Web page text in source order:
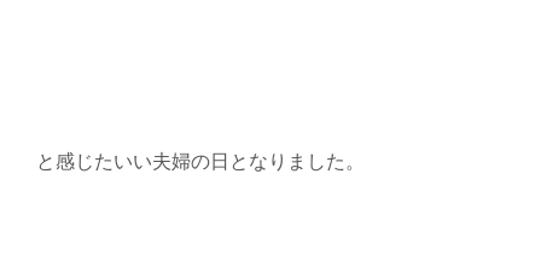
と感じたいい夫婦の日となりました。